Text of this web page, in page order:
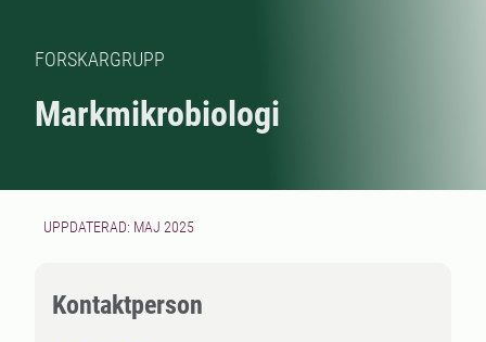
FORSKARGRUPP
Markmikrobiologi
UPPDATERAD: MAJ 2025
Kontaktperson